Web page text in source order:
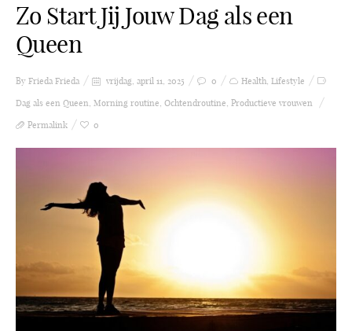
Zo Start Jij Jouw Dag als een
Queen
By Frieda Frieda vrijdag, april 11, 2025 0 Health, Lifestyle
Dag als een Queen, Morning routine, Ochtendroutine, Productieve vrouwen
Permalink
0